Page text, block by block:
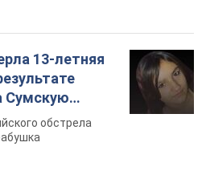
13-летняя
Сумскую
обстрела